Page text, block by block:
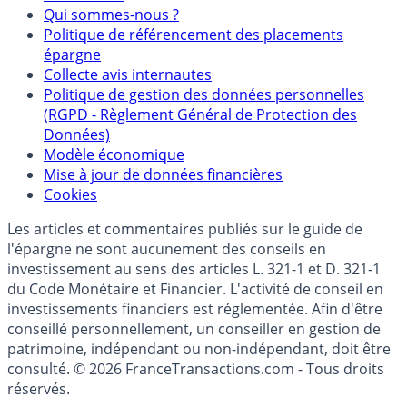
Mentions légales et Conditions d’utilisation
Partenaires
Qui sommes-nous ?
Politique de référencement des placements
épargne
Collecte avis internautes
Politique de gestion des données personnelles
(RGPD - Règlement Général de Protection des
Données)
Modèle économique
Cookies
Les articles et commentaires publiés sur le guide de
l'épargne ne sont aucunement des conseils en
investissement au sens des articles L. 321-1 et D. 321-1
du Code Monétaire et Financier. L'activité de conseil en
investissements financiers est réglementée. Afin d'être
conseillé personnellement, un conseiller en gestion de
patrimoine, indépendant ou non-indépendant, doit être